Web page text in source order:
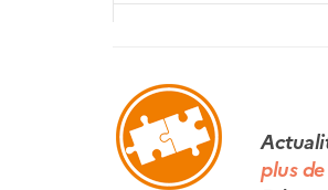
plus